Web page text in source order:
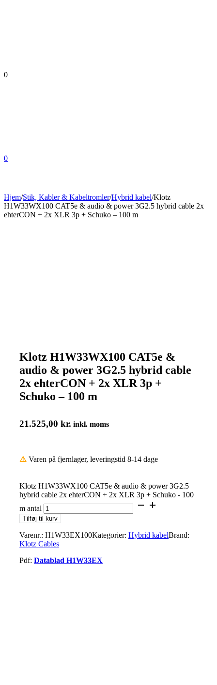
0
0
Hjem/Stik, Kabler & Kabeltromler/Hybrid kabel/Klotz
H1W33WX100 CAT5e & audio & power 3G2.5 hybrid cable 2x
ehterCON + 2x XLR 3p + Schuko – 100 m
Klotz H1W33WX100 CAT5e &
audio & power 3G2.5 hybrid cable
2x ehterCON + 2x XLR 3p +
Schuko – 100 m
21.525,00 kr. inkl. moms
⚠️ Varen på fjernlager, leveringstid 8-14 dage
Klotz H1W33WX100 CAT5e & audio & power 3G2.5
hybrid cable 2x ehterCON + 2x XLR 3p + Schuko - 100
m antal
Tilføj til kurv
Varenr.: H1W33EX100Kategorier: Hybrid kabelBrand:
Klotz Cables
Pdf: Datablad H1W33EX